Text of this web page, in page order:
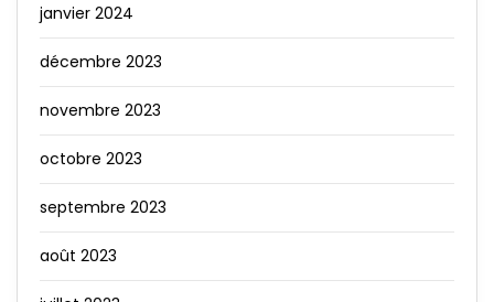
janvier 2024
décembre 2023
novembre 2023
octobre 2023
septembre 2023
août 2023